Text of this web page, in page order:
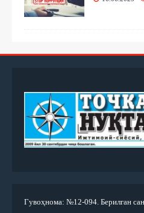
Гувоҳнома: №12-094. Берилган